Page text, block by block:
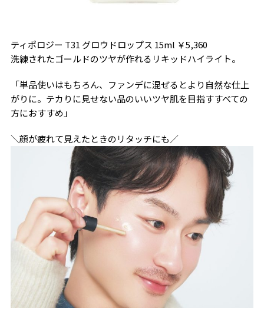
ティポロジー T31 グロウドロップス 15ml ￥5,360
洗練されたゴールドのツヤが作れるリキッドハイライト。
「単品使いはもちろん、ファンデに混ぜるとより自然な仕上
がりに。テカりに見せない品のいいツヤ肌を目指すすべての
方におすすめ」
＼顔が疲れて見えたときのリタッチにも／